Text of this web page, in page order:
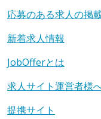
応募のある求人の掲
新着求人情報
JobOfferとは
求人サイト運営者様
提携サイト